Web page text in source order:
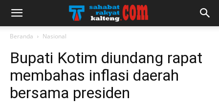
Beranda Nasional
Bupati Kotim diundang rapat
membahas inflasi daerah
bersama presiden